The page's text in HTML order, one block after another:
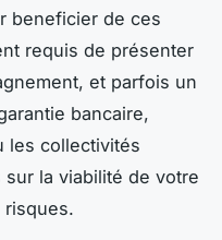
beneficier de ces
requis de présenter
et parfois un
bancaire,
les collectivités
la viabilité de votre
risques.